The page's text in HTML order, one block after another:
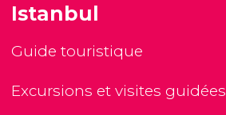
Istanbul
Guide touristique
Excursions et visites guidées